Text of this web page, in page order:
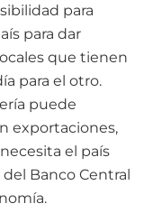
para
para dar
que tienen
para el otro.
puede
exportaciones,
el país
Banco Central